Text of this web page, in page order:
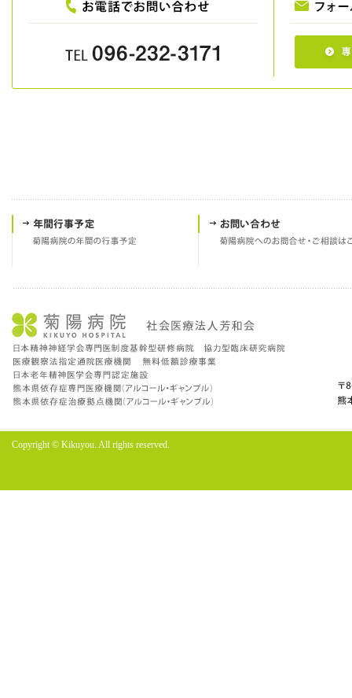
Copyright © Kikuyou. All rights reserved.